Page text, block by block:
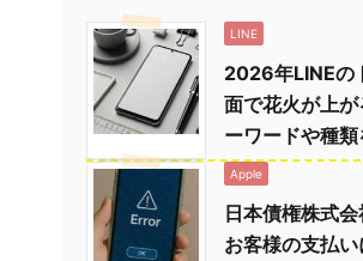
LINE
2026年LINEの
面で花火が上が
ーワードや種
Apple
日本債権株式会
お客様の支払